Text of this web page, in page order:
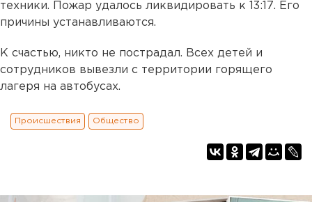
техники. Пожар удалось ликвидировать к 13:17. Его
причины устанавливаются.
К счастью, никто не пострадал. Всех детей и
сотрудников вывезли с территории горящего
лагеря на автобусах.
Происшествия Общество